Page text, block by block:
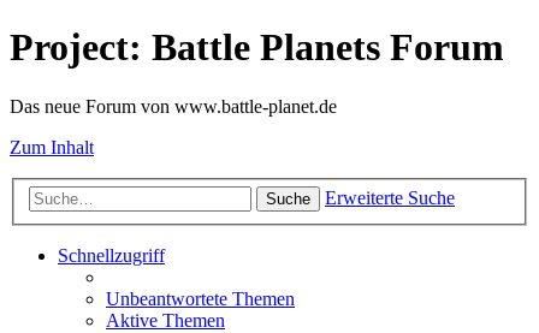
Project: Battle Planets Forum
Das neue Forum von www.battle-planet.de
Zum Inhalt
Suche Erweiterte Suche
Schnellzugriff
Unbeantwortete Themen
Aktive Themen